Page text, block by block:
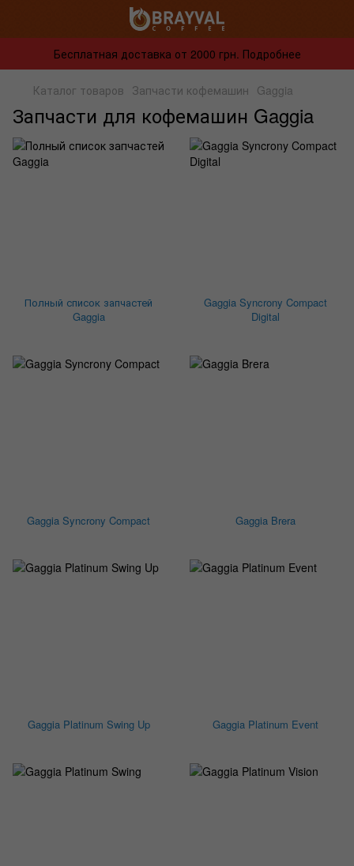
Бесплатная доставка от 2000 грн. Подробнее
Каталог товаров Запчасти кофемашин Gaggia
Запчасти для кофемашин Gaggia
Полный список запчастей
Gaggia
Gaggia Syncrony Compact
Digital
Gaggia Syncrony Compact Gaggia Brera
Gaggia Platinum Swing Up Gaggia Platinum Event